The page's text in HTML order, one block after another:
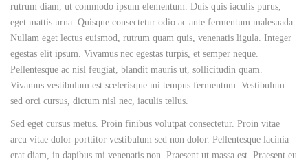
rutrum diam, ut commodo ipsum elementum. Duis quis iaculis purus,
eget mattis urna. Quisque consectetur odio ac ante fermentum malesuada.
Nullam eget lectus euismod, rutrum quam quis, venenatis ligula. Integer
egestas elit ipsum. Vivamus nec egestas turpis, et semper neque.
Pellentesque ac nisl feugiat, blandit mauris ut, sollicitudin quam.
Vivamus vestibulum est scelerisque mi tempus fermentum. Vestibulum
sed orci cursus, dictum nisl nec, iaculis tellus.
Sed eget cursus metus. Proin finibus volutpat consectetur. Proin vitae
arcu vitae dolor porttitor vestibulum sed non dolor. Pellentesque lacinia
erat diam, in dapibus mi venenatis non. Praesent ut massa est. Praesent eu